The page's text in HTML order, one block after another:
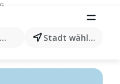
Produkten...
Stadt wählen